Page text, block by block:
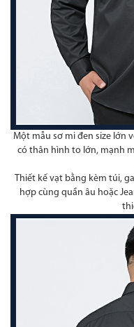
Một mẫu sơ mi đen size lớn
có thân hình to lớn, mạnh
Thiết kế vạt bằng kèm túi,
hợp cùng quần âu hoặc